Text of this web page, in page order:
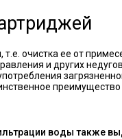
очистка ее от
и других
преимущество
воды также